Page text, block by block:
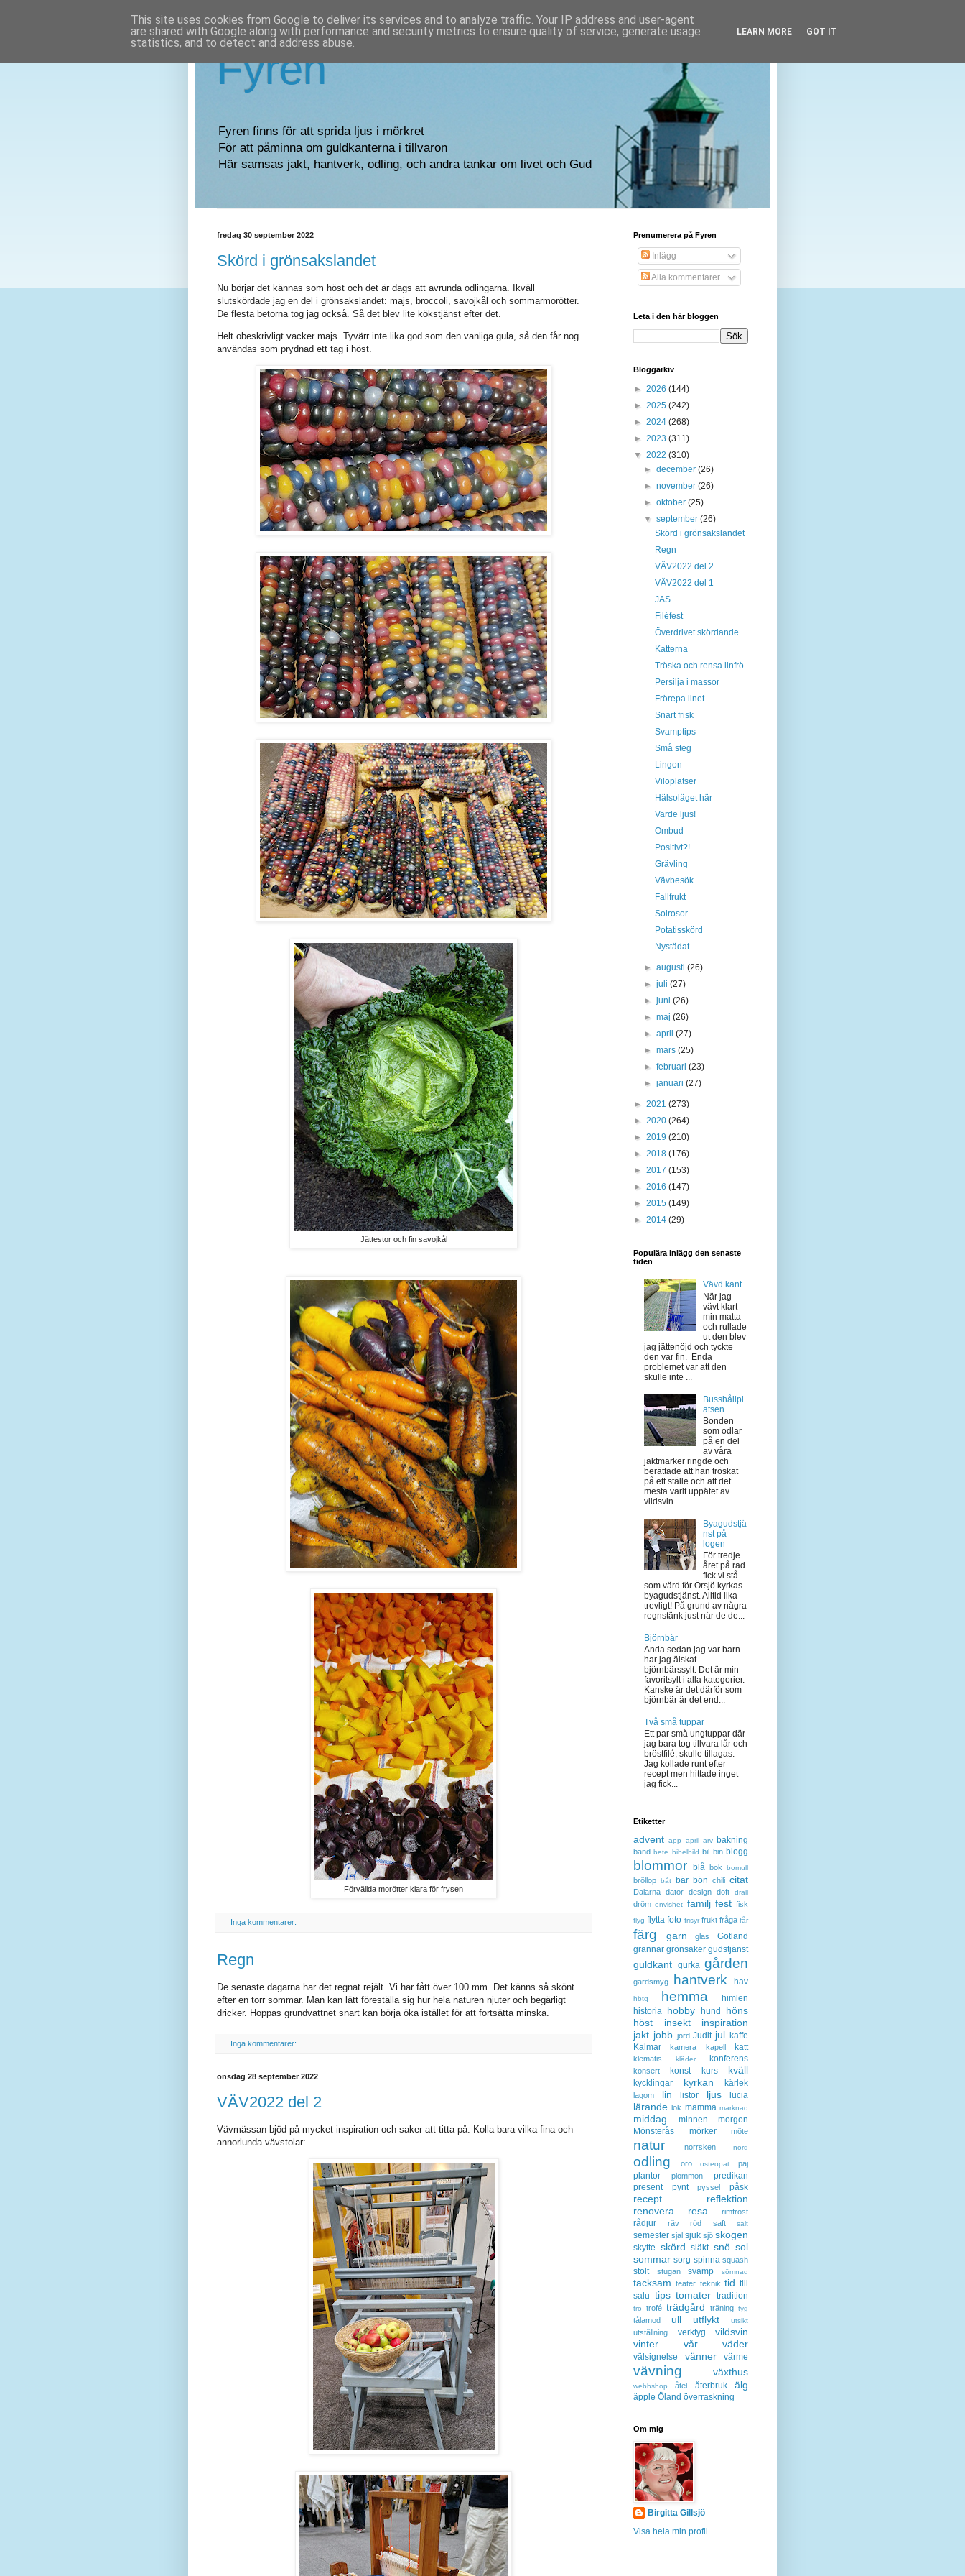
Fyren
Fyren finns för att sprida ljus i mörkret
För att påminna om guldkanterna i tillvaron
Här samsas jakt, hantverk, odling, och andra tankar om livet och Gud
fredag 30 september 2022
Skörd i grönsakslandet
Nu börjar det kännas som höst och det är dags att avrunda odlingarna. Ikväll
slutskördade jag en del i grönsakslandet: majs, broccoli, savojkål och sommarmorötter.
De flesta betorna tog jag också. Så det blev lite kökstjänst efter det.
Helt obeskrivligt vacker majs. Tyvärr inte lika god som den vanliga gula, så den får nog
användas som prydnad ett tag i höst.
Jättestor och fin savojkål
Förvällda morötter klara för frysen
Inga kommentarer:
Regn
De senaste dagarna har det regnat rejält. Vi har fått över 100 mm. Det känns så skönt
efter en torr sommar. Man kan lätt föreställa sig hur hela naturen njuter och begärligt
dricker. Hoppas grundvattnet snart kan börja öka istället för att fortsätta minska.
Inga kommentarer:
onsdag 28 september 2022
VÄV2022 del 2
Vävmässan bjöd på mycket inspiration och saker att titta på. Kolla bara vilka fina och
annorlunda vävstolar:
Prenumerera på Fyren
Inlägg
Alla kommentarer
Leta i den här bloggen
Bloggarkiv
► 2026 (144)
► 2025 (242)
► 2024 (268)
► 2023 (311)
▼ 2022 (310)
►december(26)
►november(26)
►oktober(25)
▼september(26)
Skörd i grönsakslandet
Regn
VÄV2022 del 2
VÄV2022 del 1
JAS
Filéfest
Överdrivet skördande
Katterna
Tröska och rensa linfrö
Persilja i massor
Frörepa linet
Snart frisk
Svamptips
Små steg
Lingon
Viloplatser
Hälsoläget här
Varde ljus!
Ombud
Positivt?!
Grävling
Vävbesök
Fallfrukt
Solrosor
Potatisskörd
Nystädat
►augusti(26)
►juli(27)
►juni(26)
►maj(26)
►april(27)
►mars(25)
►februari(23)
►januari(27)
► 2021 (273)
► 2020 (264)
► 2019 (210)
► 2018 (176)
► 2017 (153)
► 2016 (147)
► 2015 (149)
► 2014 (29)
Populära inlägg den senaste
tiden
Vävd kant
När jag
vävt klart
min matta
och rullade
ut den blev
jag jättenöjd och tyckte
den var fin. Enda
problemet var att den
skulle inte ...
Busshållpl
atsen
Bonden
som odlar
på en del
av våra
jaktmarker ringde och
berättade att han tröskat
på ett ställe och att det
mesta varit uppätet av
vildsvin...
Byagudstjä
nst på
logen
För tredje
året på rad
fick vi stå
som värd för Örsjö kyrkas
byagudstjänst. Alltid lika
trevligt! På grund av några
regnstänk just när de de...
Björnbär
Ända sedan jag var barn
har jag älskat
björnbärssylt. Det är min
favoritsylt i alla kategorier.
Kanske är det därför som
björnbär är det end...
Två små tuppar
Ett par små ungtuppar där
jag bara tog tillvara lår och
bröstfilé, skulle tillagas.
Jag kollade runt efter
recept men hittade inget
jag fick...
Etiketter
advent app april arv bakning
band bete bibelbild bil bin blogg
blommor blå bok bomull
bröllop båt bär bön chili citat
Dalarna dator design doft dräll
dröm envishet familj fest fisk
flyg flytta foto frisyr frukt fråga får
färg garn glas
Gotland
grannar grönsaker gudstjänst
guldkant gurka gården
gärdsmyg hantverk hav
hbtq hemma
himlen
historia hobby hund
höns
höst
insekt
inspiration
jakt jobb jord Judit jul kaffe
Kalmar
kamera kapell katt
klematis kläder konferens
konsert konst kurs kväll
kycklingar kyrkan kärlek
lagom lin listor ljus lucia
lärande lök mamma marknad
middag minnen
morgon
Mönsterås
mörker möte
natur norrsken nörd
odling oro osteopat paj
plantor plommon
predikan
present
pynt pyssel påsk
recept
reflektion
renovera
resa rimfrost
rådjur räv röd saft salt
semester sjal sjuk sjö skogen
skytte skörd släkt snö sol
sommar sorg spinna squash
stolt stugan svamp sömnad
tacksam teater teknik tid till
salu tips tomater tradition
tro trofé trädgård träning tyg
tålamod ull utflykt utsikt
utställning verktyg
vildsvin
vinter
vår väder
välsignelse vänner värme
vävning växthus
webbshop åtel återbruk älg
äpple Öland överraskning
Om mig
Birgitta Gillsjö
Visa hela min profil
This site uses cookies from Google to deliver its services and to analyze traffic. Your IP address and user-agent
are shared with Google along with performance and security metrics to ensure quality of service, generate usage
statistics, and to detect and address abuse.
LEARN MORE GOT IT